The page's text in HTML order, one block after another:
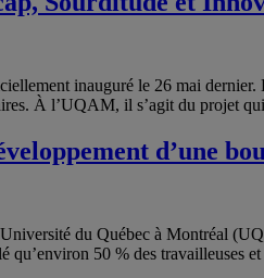
inauguré le 26 mai
À l’UQAM, il s’agit du projet
d’une
du Québec à Montréal
qu’environ 50 % des